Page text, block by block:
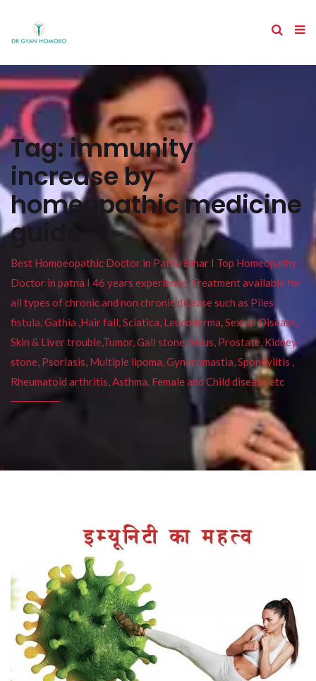
Tag:immunity
increase by
homeopathic medicine
guide
Best Homoeopathic Doctor in Patna Bihar I Top Homeopathy
Doctor in patna I 46 years experience. Treatment available for
all types of chronic and non chronic disease such as Piles ,
fistula, Gathia ,Hair fall, Sciatica, Leucoderma, Sexual Disease,
Skin & Liver trouble,Tumor, Gall stone, Sinus, Prostate, Kidney
stone, Psoriasis, Multiple lipoma, Gynecomastia, Spondylitis ,
Rheumatoid arthritis, Asthma, Female and Child disease etc